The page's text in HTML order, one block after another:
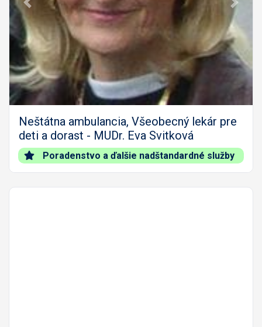
Neštátna ambulancia, Všeobecný lekár pre
deti a dorast - MUDr. Eva Svitková
Poradenstvo a ďalšie nadštandardné služby
Predch.